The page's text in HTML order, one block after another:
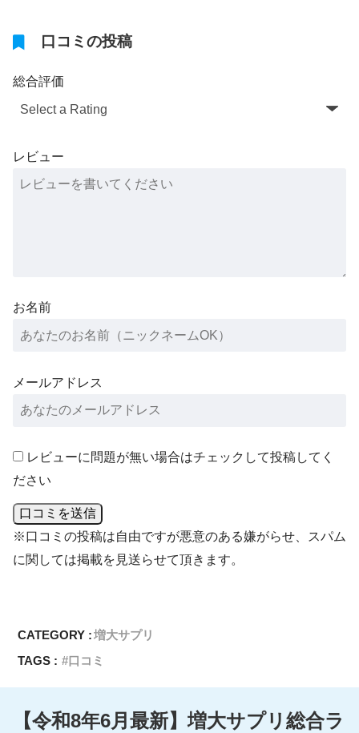
口コミの投稿
総合評価
レビュー
お名前
メールアドレス
レビューに問題が無い場合はチェックして投稿してく
ださい
口コミを送信
※口コミの投稿は自由ですが悪意のある嫌がらせ、スパム
に関しては掲載を見送らせて頂きます。
CATEGORY :増大サプリ
TAGS :
口コミ
【令和8年6月最新】増大サプリ総合ラ